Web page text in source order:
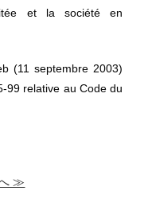
et la société en
(11 septembre 2003)
99 relative au Code du
≫